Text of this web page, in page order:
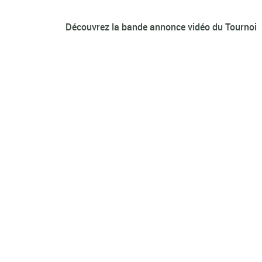
Découvrez la bande annonce vidéo du Tournoi